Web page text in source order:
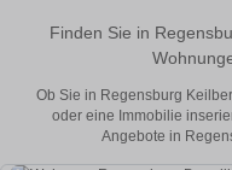
Finden Sie in
Ob Sie in Regensburg
oder eine Immobilie
Angebote in